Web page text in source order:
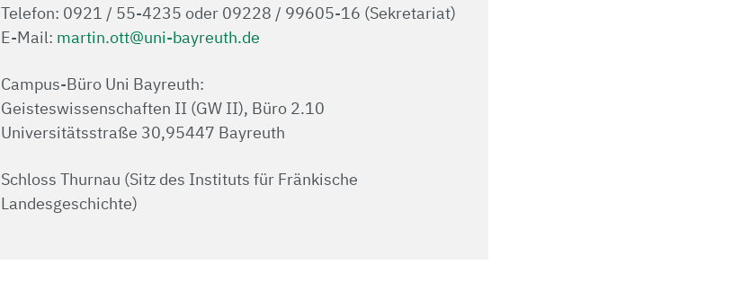
Telefon: 0921 / 55-4235 oder 09228 / 99605-16 (Sekretariat)
E-Mail: martin.ott@uni-bayreuth.de
Campus-Büro Uni Bayreuth:
Geisteswissenschaften II (GW II), Büro 2.10
Universitätsstraße 30,95447 Bayreuth
Schloss Thurnau (Sitz des Instituts für Fränkische
Landesgeschichte)